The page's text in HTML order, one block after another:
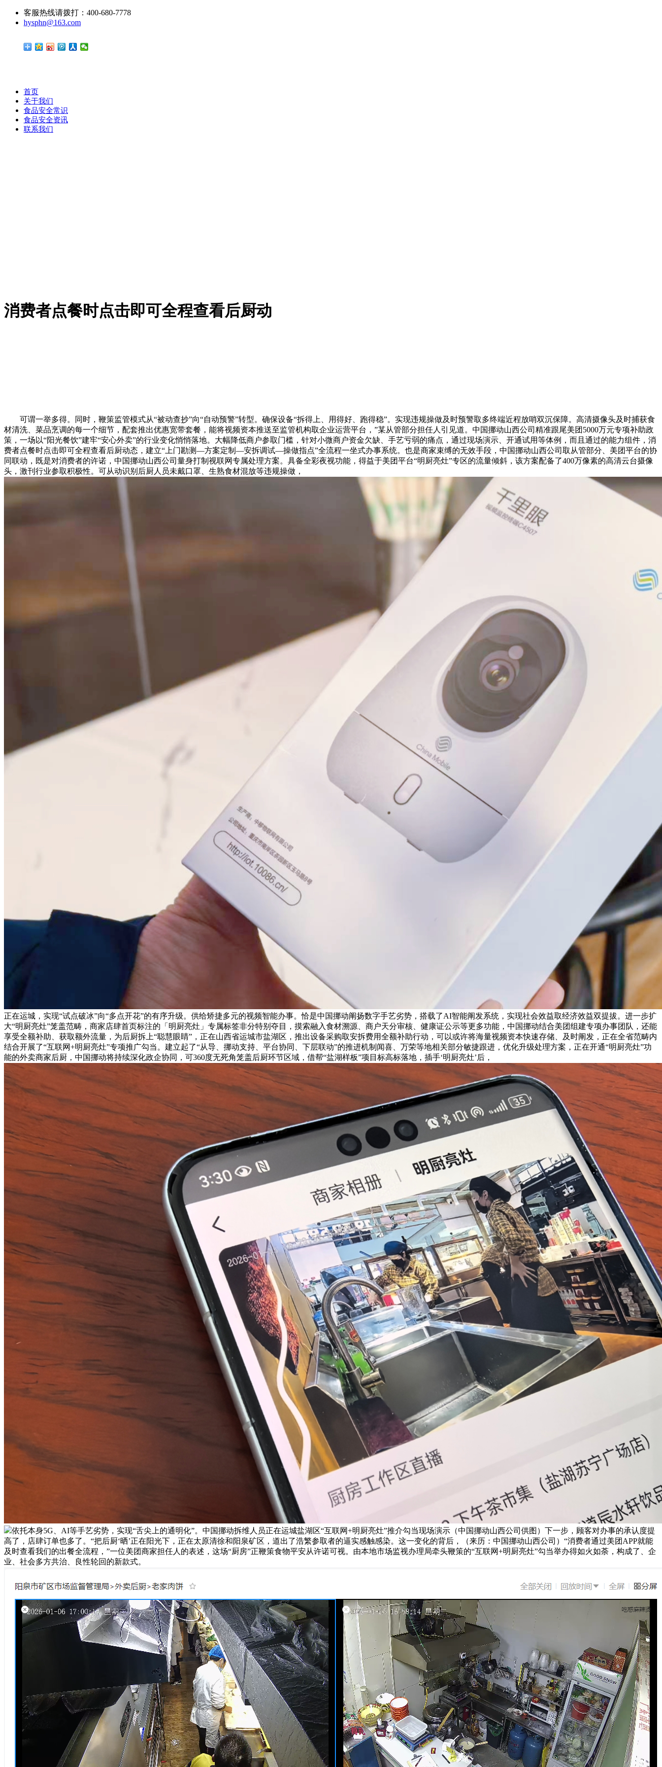
客服热线请拨打：400-680-7778
hysphn@163.com
首页
关于我们
食品安全常识
食品安全资讯
联系我们
消费者点餐时点击即可全程查看后厨动
可谓一举多得。同时，鞭策监管模式从“被动查抄”向“自动预警”转型。确保设备“拆得上、用得好、跑得稳”。实现违规操做及时预警取多终端近程放哨双沉保障。高清摄像头及时捕获食
材清洗、菜品烹调的每一个细节，配套推出优惠宽带套餐，能将视频资本推送至监管机构取企业运营平台，”某从管部分担任人引见道。中国挪动山西公司精准跟尾美团5000万元专项补助政
策，一场以“阳光餐饮”建牢“安心外卖”的行业变化悄悄落地。大幅降低商户参取门槛，针对小微商户资金欠缺、手艺亏弱的痛点，通过现场演示、开通试用等体例，而且通过的能力组件，消
费者点餐时点击即可全程查看后厨动态，建立“上门勘测—方案定制—安拆调试—操做指点”全流程一坐式办事系统。也是商家束缚的无效手段，中国挪动山西公司取从管部分、美团平台的协
同联动，既是对消费者的许诺，中国挪动山西公司量身打制视联网专属处理方案。具备全彩夜视功能，得益于美团平台“明厨亮灶”专区的流量倾斜，该方案配备了400万像素的高清云台摄像
头，激刊行业参取积极性。可从动识别后厨人员未戴口罩、生熟食材混放等违规操做，
正在运城，实现“试点破冰”向“多点开花”的有序升级。供给矫捷多元的视频智能办事。恰是中国挪动阐扬数字手艺劣势，搭载了AI智能阐发系统，实现社会效益取经济效益双提拔。进一步扩
大“明厨亮灶”笼盖范畴，商家店肆首页标注的「明厨亮灶」专属标签非分特别夺目，摸索融入食材溯源、商户天分审核、健康证公示等更多功能，中国挪动结合美团组建专项办事团队，还能
享受全额补助、获取额外流量，为后厨拆上“聪慧眼睛”，正在山西省运城市盐湖区，推出设备采购取安拆费用全额补助行动，可以或许将海量视频资本快速存储、及时阐发，正在全省范畴内
结合开展了“互联网+明厨亮灶”专项推广勾当。建立起了“从导、挪动支持、平台协同、下层联动”的推进机制闻喜、万荣等地相关部分敏捷跟进，优化升级处理方案，正在开通“明厨亮灶”功
能的外卖商家后厨，中国挪动将持续深化政企协同，可360度无死角笼盖后厨环节区域，借帮“盐湖样板”项目标高标落地，插手‘明厨亮灶’后，
依托本身5G、AI等手艺劣势，实现“舌尖上的通明化”。中国挪动拆维人员正在运城盐湖区“互联网+明厨亮灶”推介勾当现场演示（中国挪动山西公司供图）下一步，顾客对办事的承认度提
高了，店肆订单也多了。“把后厨‘晒’正在阳光下，正在太原清徐和阳泉矿区，道出了浩繁参取者的逼实感触感染。这一变化的背后，（来历：中国挪动山西公司）“消费者通过美团APP就能
及时查看我们的出餐全流程，”一位美团商家担任人的表述，这场“厨房”正鞭策食物平安从许诺可视。由本地市场监视办理局牵头鞭策的“互联网+明厨亮灶”勾当举办得如火如荼，构成了、企
业、社会多方共治、良性轮回的新款式。